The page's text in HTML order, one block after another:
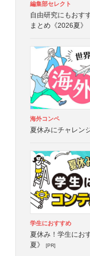
編集部セレクト
自由研究にもおす
まとめ《2026夏》
海外コンペ
夏休みにチャレン
学生におすすめ
夏休み！学生にお
夏》
[PR]